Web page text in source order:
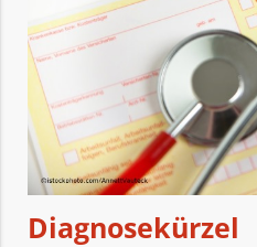
Diagnosekürzel